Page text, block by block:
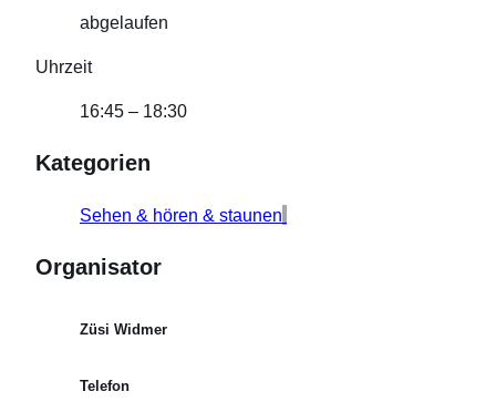
abgelaufen
Uhrzeit
16:45 – 18:30
Kategorien
Sehen & hören & staunen
Organisator
Züsi Widmer
Telefon